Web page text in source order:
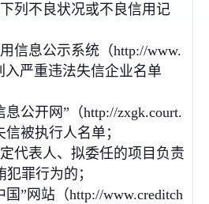
列不良状况或不良信用记
信息公示系统（http://www.
入严重违法失信企业名单
息公开网”（http://zxgk.court.
被执行人名单；
代表人、拟委任的项目负责
罪行为的；
国”网站（http://www.creditch